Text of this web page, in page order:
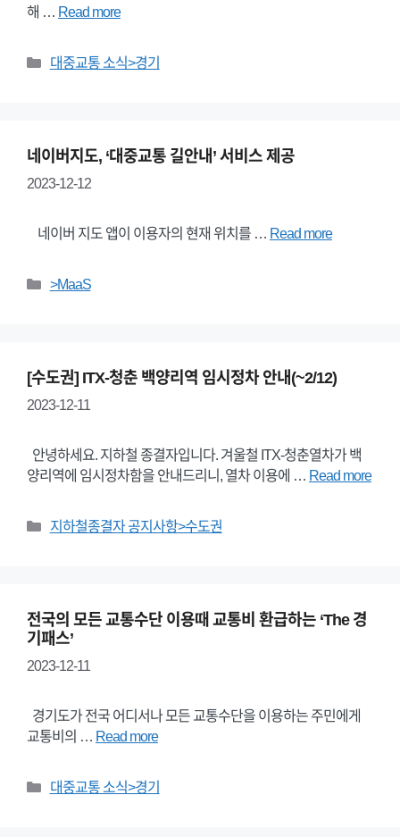
해 … Read more
Categories
대중교통 소식>경기
네이버지도, ‘대중교통 길안내’ 서비스 제공
2023-12-12
네이버 지도 앱이 이용자의 현재 위치를 … Read more
Categories
>MaaS
[수도권] ITX-청춘 백양리역 임시정차 안내(~2/12)
2023-12-11
안녕하세요. 지하철 종결자입니다. 겨울철 ITX-청춘열차가 백
양리역에 임시정차함을 안내드리니, 열차 이용에 … Read more
Categories
지하철종결자 공지사항>수도권
전국의 모든 교통수단 이용때 교통비 환급하는 ‘The 경
기패스’
2023-12-11
경기도가 전국 어디서나 모든 교통수단을 이용하는 주민에게
교통비의 … Read more
Categories
대중교통 소식>경기